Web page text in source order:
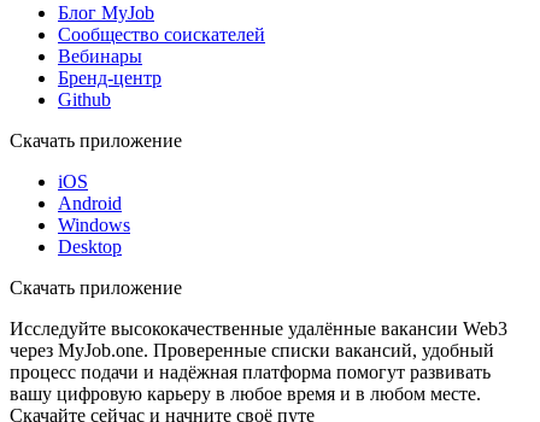
Блог MyJob
Сообщество соискателей
Вебинары
Бренд-центр
Github
Скачать приложение
iOS
Android
Windows
Desktop
Скачать приложение
Исследуйте высококачественные удалённые вакансии Web3
через MyJob.one. Проверенные списки вакансий, удобный
процесс подачи и надёжная платформа помогут развивать
вашу цифровую карьеру в любое время и в любом месте.
Скачайте сейчас и начните своё путе